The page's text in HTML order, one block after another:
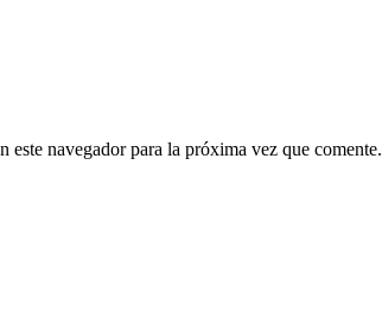
navegador para la próxima vez que comente.